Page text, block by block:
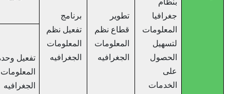
جغرافيا
المعلومات
الحصول
الخدمات
تطوير
قطاع نظم
المعلومات
الجغرافيه
تفعيل نظم
المعلومات
الجغرافيه
تفعيل وحدة نظم
المعلومات
الجغرافيه